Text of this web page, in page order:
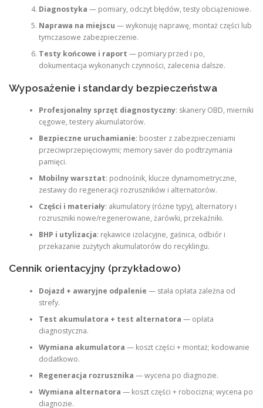
Diagnostyka — pomiary, odczyt błędów, testy obciążeniowe.
Naprawa na miejscu — wykonuję naprawę, montaż części lub
tymczasowe zabezpieczenie.
Testy końcowe i raport — pomiary przed i po,
dokumentacja wykonanych czynności, zalecenia dalsze.
Wyposażenie i standardy bezpieczeństwa
Profesjonalny sprzęt diagnostyczny: skanery OBD, mierniki
cęgowe, testery akumulatorów.
Bezpieczne uruchamianie: booster z zabezpieczeniami
przeciwprzepięciowymi; memory saver do podtrzymania
pamięci.
Mobilny warsztat: podnośnik, klucze dynamometryczne,
zestawy do regeneracji rozruszników i alternatorów.
Części i materiały: akumulatory (różne typy), alternatory i
rozruszniki nowe/regenerowane, żarówki, przekaźniki.
BHP i utylizacja: rękawice izolacyjne, gaśnica, odbiór i
przekazanie zużytych akumulatorów do recyklingu.
Cennik orientacyjny (przykładowo)
Dojazd + awaryjne odpalenie — stała opłata zależna od
strefy.
Test akumulatora + test alternatora — opłata
diagnostyczna.
Wymiana akumulatora — koszt części + montaż; kodowanie
dodatkowo.
Regeneracja rozrusznika — wycena po diagnozie.
Wymiana alternatora — koszt części + robocizna; wycena po
diagnozie.